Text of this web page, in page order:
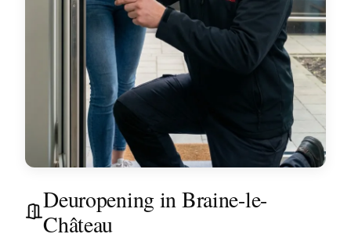
Deuropening in Braine-le-
Château